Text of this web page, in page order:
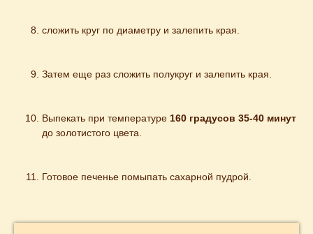
сложить круг по диаметру и залепить края.
Затем еще раз сложить полукруг и залепить края.
Выпекать при температуре 160 градусов 35-40 минут
до золотистого цвета.
Готовое печенье помыпать сахарной пудрой.